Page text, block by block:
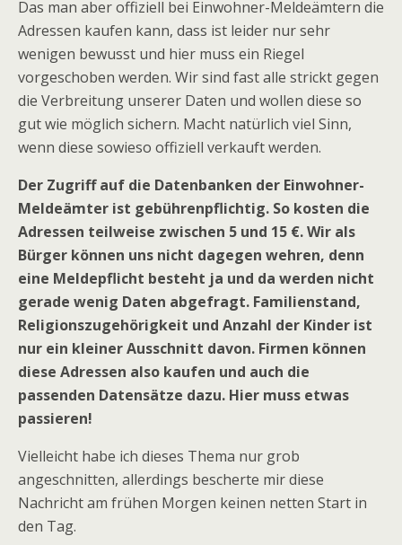
Das man aber offiziell bei Einwohner-Meldeämtern die
Adressen kaufen kann, dass ist leider nur sehr
wenigen bewusst und hier muss ein Riegel
vorgeschoben werden. Wir sind fast alle strickt gegen
die Verbreitung unserer Daten und wollen diese so
gut wie möglich sichern. Macht natürlich viel Sinn,
wenn diese sowieso offiziell verkauft werden.
Der Zugriff auf die Datenbanken der Einwohner-
Meldeämter ist gebührenpflichtig. So kosten die
Adressen teilweise zwischen 5 und 15 €. Wir als
Bürger können uns nicht dagegen wehren, denn
eine Meldepflicht besteht ja und da werden nicht
gerade wenig Daten abgefragt. Familienstand,
Religionszugehörigkeit und Anzahl der Kinder ist
nur ein kleiner Ausschnitt davon. Firmen können
diese Adressen also kaufen und auch die
passenden Datensätze dazu. Hier muss etwas
passieren!
Vielleicht habe ich dieses Thema nur grob
angeschnitten, allerdings bescherte mir diese
Nachricht am frühen Morgen keinen netten Start in
den Tag.